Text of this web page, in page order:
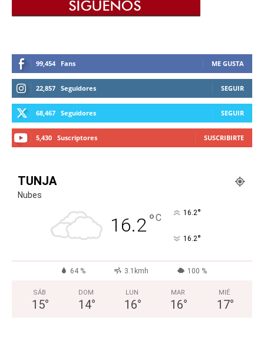
99,454 Fans ME GUSTA
22,857 Seguidores SEGUIR
68,467 Seguidores SEGUIR
5,430 Suscriptores SUSCRIBIRTE
TUNJA
Nubes
16.2°C 16.2°
16.2°
64 % 3.1kmh 100 %
SÁB
15°
DOM
14°
LUN
16°
MAR
16°
MIÉ
17°